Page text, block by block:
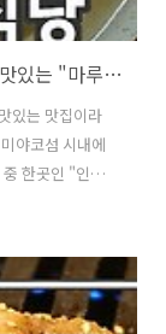
[오키나와 미야코섬 맛집] 소키소바가 제일 맛있는 "마루요시식당(丸吉食堂)" 추천
있는 맛집이라
야코섬 시내에
한곳인 "인갸
루요시식당
沖縄県宮古
시간 : 10:30 ~
녁 영업은 없어